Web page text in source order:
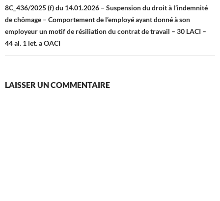
8C_436/2025 (f) du 14.01.2026 – Suspension du droit à l’indemnité
de chômage – Comportement de l’employé ayant donné à son
employeur un motif de résiliation du contrat de travail – 30 LACI –
44 al. 1 let. a OACI
LAISSER UN COMMENTAIRE